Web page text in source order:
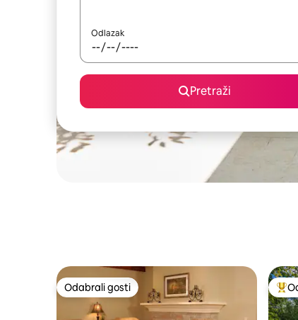
Odlazak
Pretraži
Odabrali gosti
Odabrali gosti